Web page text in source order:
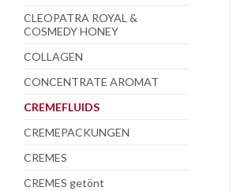
CLEOPATRA ROYAL &
COSMEDY HONEY
COLLAGEN
CONCENTRATE AROMAT
CREMEFLUIDS
CREMEPACKUNGEN
CREMES
CREMES getönt